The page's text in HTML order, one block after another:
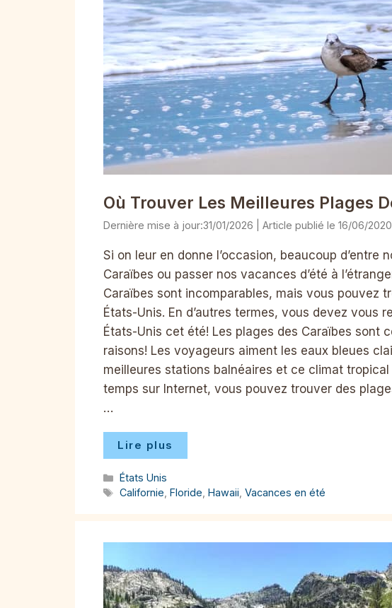
Où Trouver Les Meilleures Plages
31/01/2026 16/06/2020
Si on leur en donne l’occasion, beaucoup d’entre
Caraïbes ou passer nos vacances d’été à
Caraïbes sont incomparables, mais vous pouvez
États-Unis. En d’autres termes, vous devez vous
États-Unis cet été! Les plages des Caraïbes sont
raisons! Les voyageurs aiment les eaux bleues
meilleures stations balnéaires et ce climat
temps sur Internet, vous pouvez trouver des
…
Lire plus
Catégories
États Unis
Étiquettes
Californie ,Floride ,Hawaii ,Vacances en été